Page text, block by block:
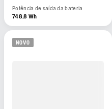
Potência de saída da bateria
748,8 Wh
NOVO